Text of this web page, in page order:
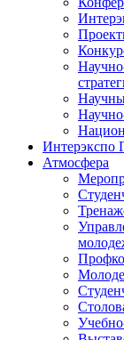
Интерэкспо
Атмосфера